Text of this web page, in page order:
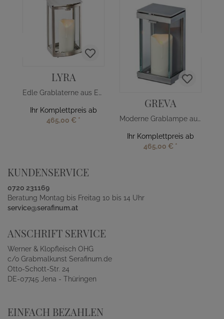
LYRA
Edle Grablaterne aus Edelstahl
Ihr Komplettpreis ab
465,00 € *
GREVA
Moderne Grablampe aus Aluminium
Ihr Komplettpreis ab
465,00 € *
KUNDENSERVICE
0720 231169
Beratung Montag bis Freitag 10 bis 14 Uhr
service@serafinum.at
ANSCHRIFT SERVICE
Werner & Klopfleisch OHG
c/o Grabmalkunst Serafinum.de
Otto-Schott-Str. 24
DE-07745 Jena - Thüringen
EINFACH BEZAHLEN